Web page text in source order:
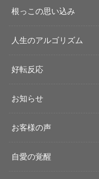
根っこの思い込み
人生のアルゴリズム
好転反応
お知らせ
お客様の声
自愛の覚醒